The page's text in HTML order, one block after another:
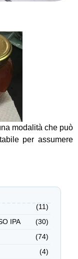
modalità che può
per assumere
(11)
IPA
(30)
(74)
(4)